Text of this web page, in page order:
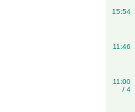
15:54
11:46
11:00
/ 4